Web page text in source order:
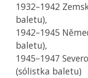
1932–1942
baletu),
1942–1945
baletu),
1945–1947
(sólistka baletu)